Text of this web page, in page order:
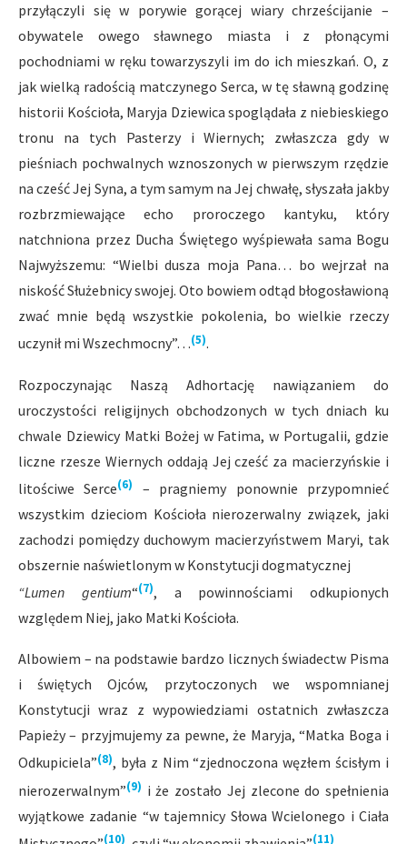
przyłączyli się w porywie gorącej wiary chrześcijanie –
obywatele owego sławnego miasta i z płonącymi
pochodniami w ręku towarzyszyli im do ich mieszkań. O, z
jak wielką radością matczynego Serca, w tę sławną godzinę
historii Kościoła, Maryja Dziewica spoglądała z niebieskiego
tronu na tych Pasterzy i Wiernych; zwłaszcza gdy w
pieśniach pochwalnych wznoszonych w pierwszym rzędzie
na cześć Jej Syna, a tym samym na Jej chwałę, słyszała jakby
rozbrzmiewające echo proroczego kantyku, który
natchniona przez Ducha Świętego wyśpiewała sama Bogu
Najwyższemu: “Wielbi dusza moja Pana… bo wejrzał na
niskość Służebnicy swojej. Oto bowiem odtąd błogosławioną
zwać mnie będą wszystkie pokolenia, bo wielkie rzeczy
uczynił mi Wszechmocny”…(5).
Rozpoczynając Naszą Adhortację nawiązaniem do
uroczystości religijnych obchodzonych w tych dniach ku
chwale Dziewicy Matki Bożej w Fatima, w Portugalii, gdzie
liczne rzesze Wiernych oddają Jej cześć za macierzyńskie i
litościwe Serce(6)
– pragniemy ponownie przypomnieć
wszystkim dzieciom Kościoła nierozerwalny związek, jaki
zachodzi pomiędzy duchowym macierzyństwem Maryi, tak
obszernie naświetlonym w Konstytucji dogmatycznej
“Lumen gentium“(7), a powinnościami odkupionych
względem Niej, jako Matki Kościoła.
Albowiem – na podstawie bardzo licznych świadectw Pisma
i świętych Ojców, przytoczonych we wspomnianej
Konstytucji wraz z wypowiedziami ostatnich zwłaszcza
Papieży – przyjmujemy za pewne, że Maryja, “Matka Boga i
Odkupiciela”(8), była z Nim “zjednoczona węzłem ścisłym i
nierozerwalnym”(9) i że zostało Jej zlecone do spełnienia
wyjątkowe zadanie “w tajemnicy Słowa Wcielonego i Ciała
(10) (11)